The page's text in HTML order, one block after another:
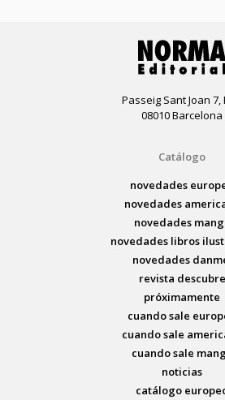
Passeig Sant Joan 7,
08010 Barcelona
Catálogo
novedades
novedades
novedades
novedades libros
novedades
revista descubre
próximamente
cuando sale
cuando sale
cuando sale
noticias
catálogo